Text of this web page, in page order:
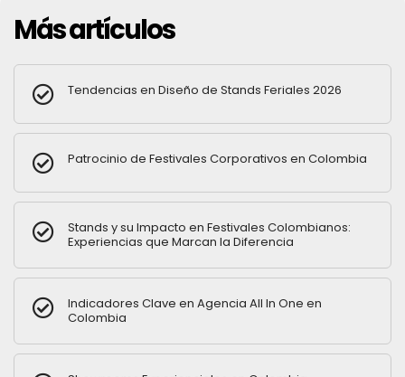
Más artículos
Tendencias en Diseño de Stands Feriales 2026
Patrocinio de Festivales Corporativos en Colombia
Stands y su Impacto en Festivales Colombianos:
Experiencias que Marcan la Diferencia
Indicadores Clave en Agencia All In One en
Colombia